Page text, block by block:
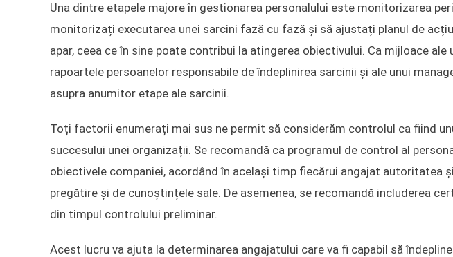
Una dintre etapele majore în gestionarea personalului este monitorizarea
monitorizați executarea unei sarcini fază cu fază și să ajustați planul de
apar, ceea ce în sine poate contribui la atingerea obiectivului. Ca mijloace
rapoartele persoanelor responsabile de îndeplinirea sarcinii și ale unui
asupra anumitor etape ale sarcinii.
Toți factorii enumerați mai sus ne permit să considerăm controlul ca fiind
succesului unei organizații. Se recomandă ca programul de control al
obiectivele companiei, acordând în același timp fiecărui angajat autoritatea
pregătire și de cunoștințele sale. De asemenea, se recomandă includerea
din timpul controlului preliminar.
Acest lucru va ajuta la determinarea angajatului care va fi capabil să